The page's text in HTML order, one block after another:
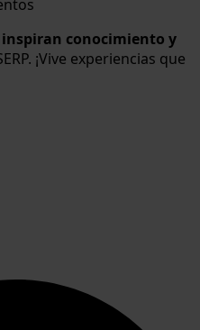
inspiran conocimiento y
¡Vive experiencias que